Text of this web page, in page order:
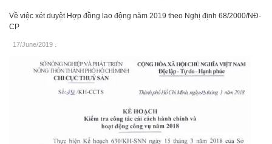
Về việc xét duyệt Hợp đồng lao động năm 2019 theo Nghị định 68/2000/NĐ-
CP
17/June/2019